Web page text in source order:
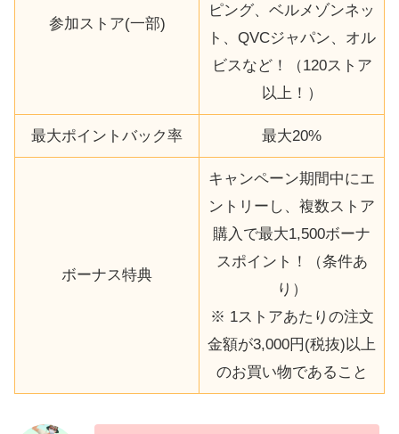
参加ストア(一部)
ピング、ベルメゾンネッ
ト、QVCジャパン、オル
ビスなど！（120ストア
以上！）
最大ポイントバック率 最大20%
ボーナス特典
キャンペーン期間中にエ
ントリーし、複数ストア
購入で最大1,500ボーナ
スポイント！（条件あ
り）
※ 1ストアあたりの注文
金額が3,000円(税抜)以上
のお買い物であること